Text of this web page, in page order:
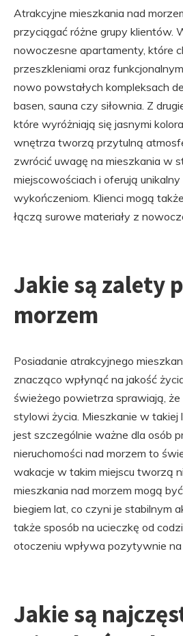
Atrakcyjne mieszkania nad
przyciągać różne grupy klientów.
nowoczesne apartamenty, które
przeszkleniami oraz
nowo powstałych kompleksach
basen, sauna czy siłownia. Z
które wyróżniają się jasnymi
wnętrza tworzą przytulną
zwrócić uwagę na mieszkania w
miejscowościach i oferują
wykończeniom. Klienci mogą
łączą surowe materiały z
Jakie są zalety
morzem
Posiadanie atrakcyjnego
znacząco wpłynąć na jakość
świeżego powietrza sprawiają,
stylowi życia. Mieszkanie w takiej
jest szczególnie ważne dla osób
nieruchomości nad morzem to
wakacje w takim miejscu tworzą
mieszkania nad morzem mogą
biegiem lat, co czyni je stabilnym
także sposób na ucieczkę od
otoczeniu wpływa pozytywnie
Jakie są